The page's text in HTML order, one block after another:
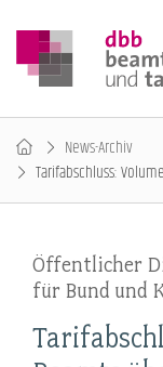
News-Archiv
Tarifabschluss:
Öffentlicher
für Bund und